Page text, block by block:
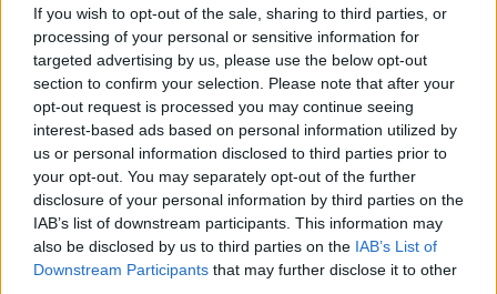
If you wish to opt-out of the sale, sharing to third parties, or
processing of your personal or sensitive information for
targeted advertising by us, please use the below opt-out
section to confirm your selection. Please note that after your
opt-out request is processed you may continue seeing
interest-based ads based on personal information utilized by
us or personal information disclosed to third parties prior to
your opt-out. You may separately opt-out of the further
disclosure of your personal information by third parties on the
IAB’s list of downstream participants. This information may
also be disclosed by us to third parties on the IAB’s List of
Downstream Participants that may further disclose it to other